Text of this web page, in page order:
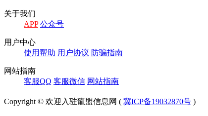
关于我们
APP 公众号
⽤户中⼼
使⽤帮助 ⽤户协议 防骗指南
⽹站指南
客服QQ 客服微信 ⽹站指南
Copyright © 欢迎入驻龍盟信息网 ( 冀ICP备19032870号 )